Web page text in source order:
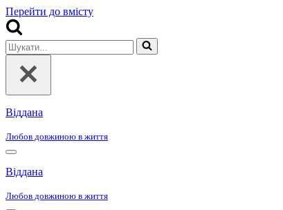
Перейти до вмісту
Шукати...
Віддана
Любов довжиною в життя
Меню
навігації
Віддана
Любов довжиною в життя